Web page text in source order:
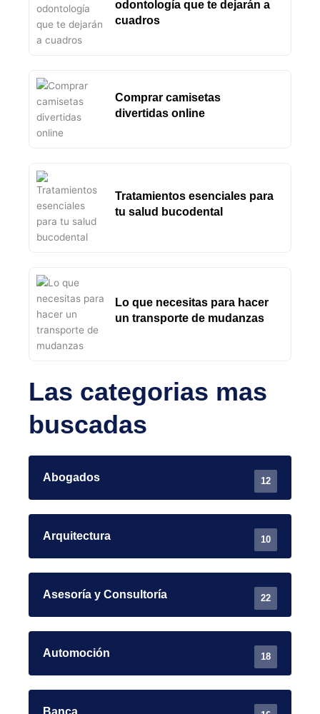
odontología que te dejarán a
cuadros
Comprar camisetas
divertidas online
Tratamientos esenciales para
tu salud bucodental
Lo que necesitas para hacer
un transporte de mudanzas
Las categorias mas
buscadas
Abogados 12
Arquitectura 10
Asesoría y Consultoría 22
Automoción 18
Banca